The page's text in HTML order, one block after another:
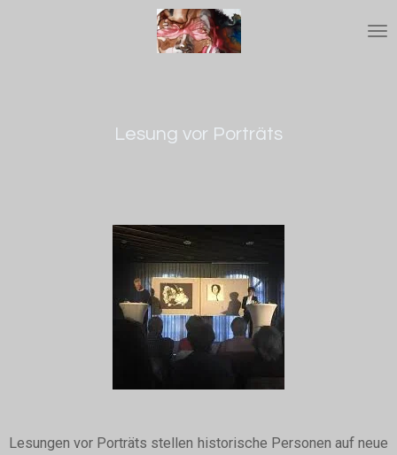
Lesung vor Porträts
Lesungen vor Porträts stellen historische Personen auf neue